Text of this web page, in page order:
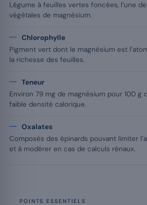
Légume à feuilles vertes foncées, l’une
végétales de magnésium.
Chlorophylle
Pigment vert dont le magnésium est
la richesse des feuilles.
Teneur
Environ 79 mg de magnésium pour 100 g
faible densité calorique.
Oxalates
Composés des épinards pouvant limiter
et à modérer en cas de calculs rénaux.
POINTS ESSENTIELS